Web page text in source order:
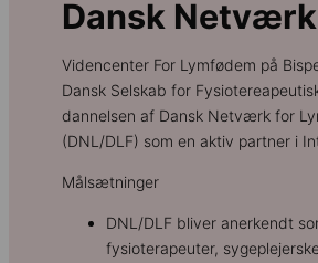
Dansk Netværk
Videncenter For Lymfødem på
Dansk Selskab for
dannelsen af Dansk Netværk for
(DNL/DLF) som en aktiv partner i
Målsætninger
DNL/DLF bliver anerkendt
fysioterapeuter,